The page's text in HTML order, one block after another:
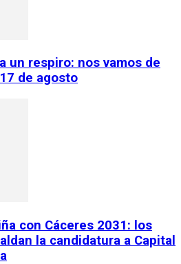
un respiro: nos vamos de
de agosto
con Cáceres 2031: los
la candidatura a Capital